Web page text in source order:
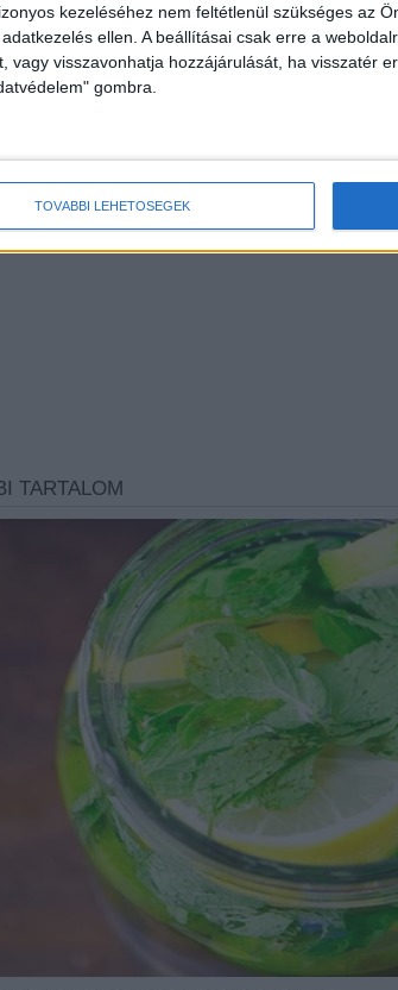
kezeléséhez nem feltétlenül szükséges az
ellen. A beállításai csak erre a
vagy visszavonhatja hozzájárulását, ha visszatér
gombra.
TOVÁBBI LEHETŐSÉGEK
ittak a kelleténél…